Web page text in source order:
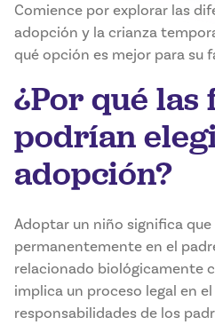
Comience por explorar las
adopción y la crianza
qué opción es mejor para su
¿Por qué las
podrían
adopción?
Adoptar un niño significa
permanentemente en el
relacionado biológicamente
implica un proceso legal en
responsabilidades de los